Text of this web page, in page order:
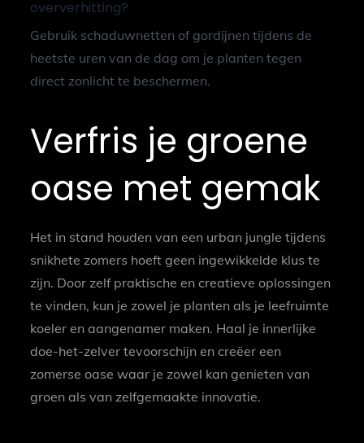
oververhitting?
Gebruik schaduwnetten of gordijnen tijdens de
heetste uren van de dag om je planten tegen
direct zonlicht te beschermen.
Verfris je groene
oase met gemak
Het in stand houden van een urban jungle tijdens
snikhete zomers hoeft geen ingewikkelde klus te
zijn. Door zelf praktische en creatieve oplossingen
te vinden, kun je zowel je planten als je leefruimte
koeler en aangenamer maken. Haal je innerlijke
doe-het-zelver tevoorschijn en creëer een
zomerse oase waar je zowel kan genieten van
groen als van zelfgemaakte innovatie.